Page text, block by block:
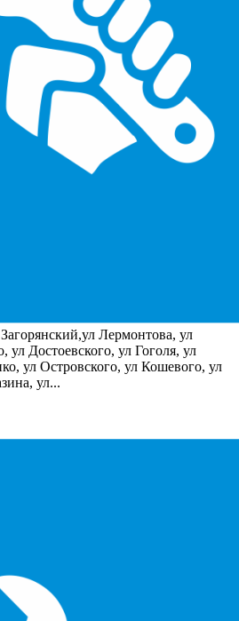
Лермонтова, ул
ул Достоевского, ул Гоголя, ул
ул Островского, ул Кошевого, ул
ул...